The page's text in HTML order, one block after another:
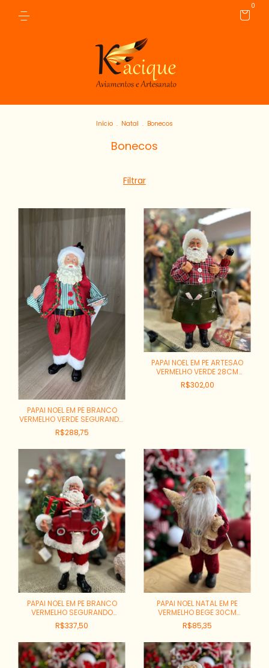
0
Início . Natal . Bonecos
Bonecos
Filtrar
PAPAI NOEL EM PE BRANCO
VERMELHO VERDE SEGURANDO
TABLET 28CM REF:PN1711
R$288,75
PAPAI NOEL EM PE ARTESAO
VERMELHO VERDE 28CM
REF:PN2136
R$302,00
PAPAI NOEL EM PE BRANCO
VERMELHO SEGURANDO
PRESENTE 28CM REF:PN2183
R$337,50
PAPAI NOEL NATAL EM PE
VERMELHO BEGE 30CM
REF:83372001
R$85,35